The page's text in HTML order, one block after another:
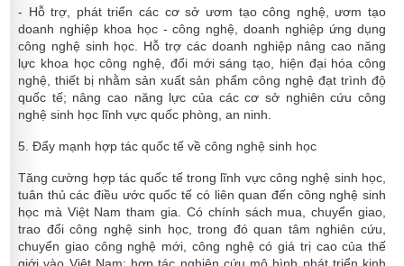
- Hỗ trợ, phát triển các cơ sở ươm tạo công nghệ, ươm tạo
doanh nghiệp khoa học - công nghệ, doanh nghiệp ứng dụng
công nghệ sinh học. Hỗ trợ các doanh nghiệp nâng cao năng
lực khoa học công nghệ, đổi mới sáng tạo, hiện đại hóa công
nghệ, thiết bị nhằm sản xuất sản phẩm công nghệ đạt trình độ
quốc tế; nâng cao năng lực của các cơ sở nghiên cứu công
nghệ sinh học lĩnh vực quốc phòng, an ninh.
5. Đẩy mạnh hợp tác quốc tế về công nghệ sinh học
Tăng cường hợp tác quốc tế trong lĩnh vực công nghệ sinh học,
tuân thủ các điều ước quốc tế có liên quan đến công nghệ sinh
học mà Việt Nam tham gia. Có chính sách mua, chuyển giao,
trao đổi công nghệ sinh học, trong đó quan tâm nghiên cứu,
chuyển giao công nghệ mới, công nghệ có giá trị cao của thế